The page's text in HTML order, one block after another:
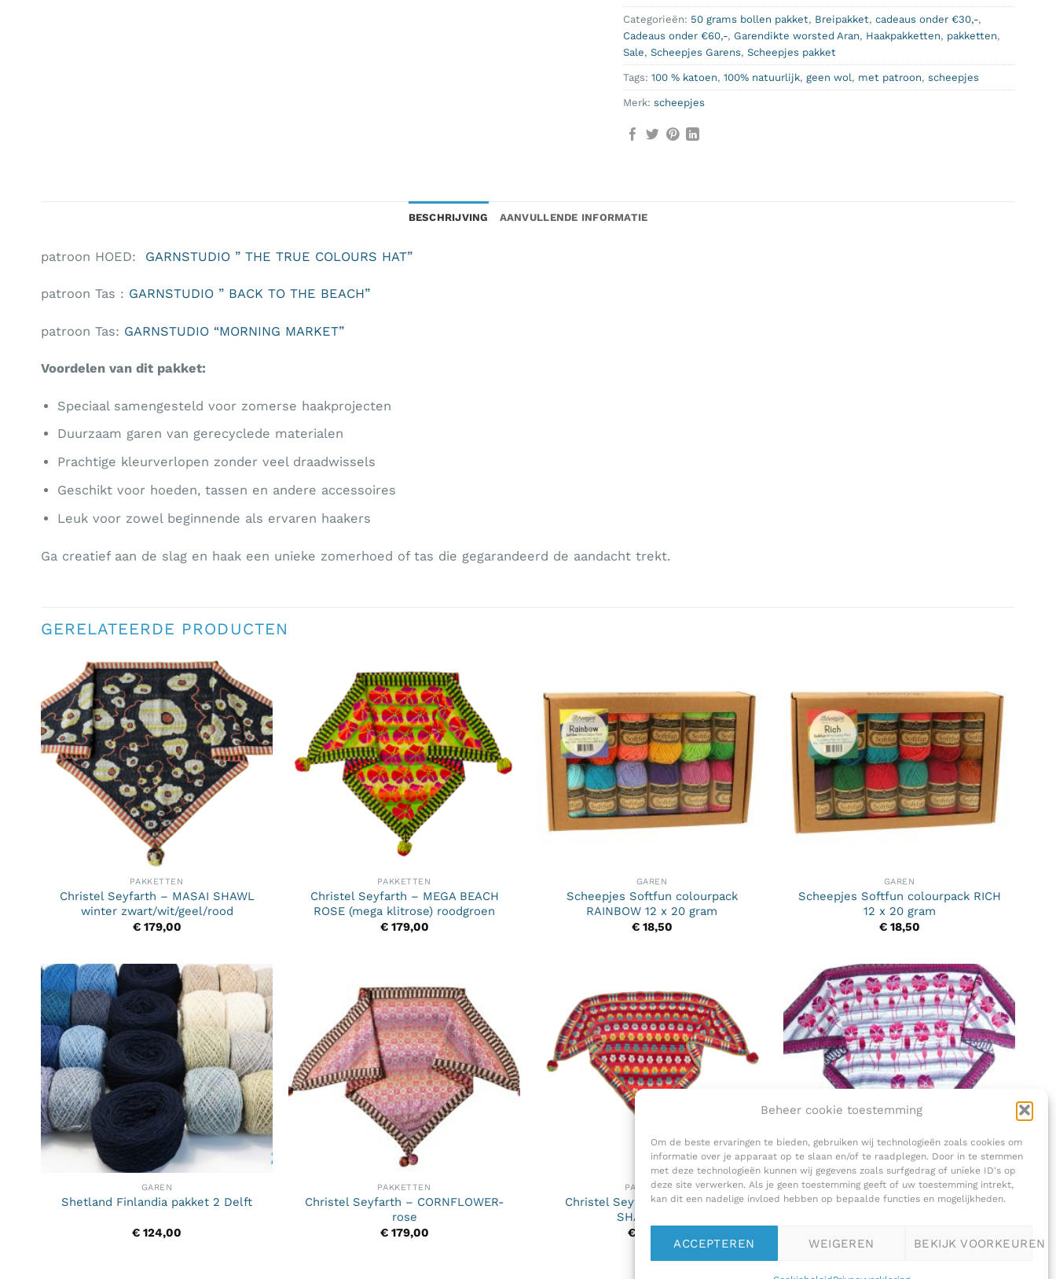
Beheer cookie toestemming
Om de beste ervaringen te bieden, gebruiken wij technologieën zoals cookies om
informatie over je apparaat op te slaan en/of te raadplegen. Door in te stemmen
met deze technologieën kunnen wij gegevens zoals surfgedrag of unieke ID's op
deze site verwerken. Als je geen toestemming geeft of uw toestemming intrekt,
kan dit een nadelige invloed hebben op bepaalde functies en mogelijkheden.
ACCEPTEREN WEIGEREN BEKIJK VOORKEUREN
Categorieën: 50 grams bollen pakket, Breipakket, cadeaus onder €30,-,
Cadeaus onder €60,-, Garendikte worsted Aran, Haakpakketten, pakketten,
Sale, Scheepjes Garens, Scheepjes pakket
Tags: 100 % katoen, 100% natuurlijk, geen wol, met patroon, scheepjes
Merk: scheepjes
BESCHRIJVING AANVULLENDE INFORMATIE
patroon HOED: GARNSTUDIO ” THE TRUE COLOURS HAT”
patroon Tas : GARNSTUDIO ” BACK TO THE BEACH”
patroon Tas: GARNSTUDIO “MORNING MARKET”
Voordelen van dit pakket:
Speciaal samengesteld voor zomerse haakprojecten
Duurzaam garen van gerecyclede materialen
Prachtige kleurverlopen zonder veel draadwissels
Geschikt voor hoeden, tassen en andere accessoires
Leuk voor zowel beginnende als ervaren haakers
Ga creatief aan de slag en haak een unieke zomerhoed of tas die gegarandeerd de aandacht trekt.
GERELATEERDE PRODUCTEN
PAKKETTEN
Christel Seyfarth – MASAI SHAWL
winter zwart/wit/geel/rood
€179,00
PAKKETTEN
Christel Seyfarth – MEGA BEACH
ROSE (mega klitrose) roodgroen
€179,00
GAREN
Scheepjes Softfun colourpack
RAINBOW 12 x 20 gram
€18,50
GAREN
Scheepjes Softfun colourpack RICH
12 x 20 gram
€18,50
GAREN
Shetland Finlandia pakket 2 Delft
€ 124,00
PAKKETTEN
Christel Seyfarth – CORNFLOWER-
rose
€179,00
PAKKETTEN
Christel Seyfarth – MALTHESE
SHAWL- red
€
PAKKETTEN
Christel Seyfarth – SUMMER